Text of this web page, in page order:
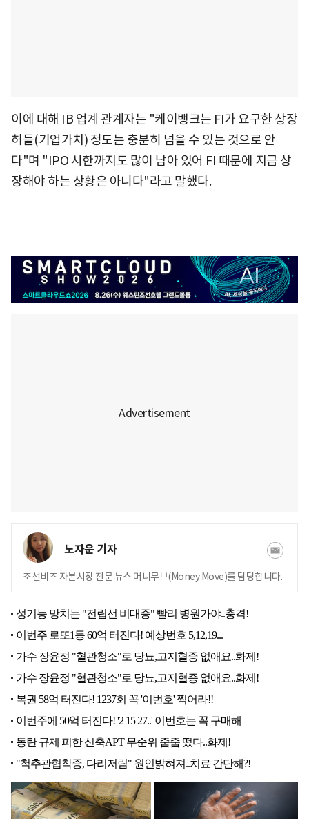
이에 대해 IB 업계 관계자는 "케이뱅크는 FI가 요구한 상장
허들(기업가치) 정도는 충분히 넘을 수 있는 것으로 안
다"며 "IPO 시한까지도 많이 남아 있어 FI 때문에 지금 상
장해야 하는 상황은 아니다"라고 말했다.
노자운 기자
조선비즈 자본시장 전문 뉴스 머니무브(Money Move)를 담당합니다.